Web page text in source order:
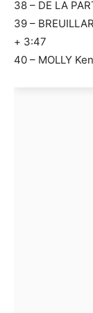
38 – DE LA
39 –
+ 3:47
40 – MOLLY